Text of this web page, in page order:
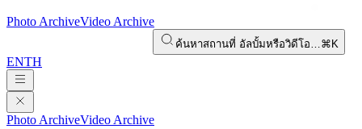
Photo ArchiveVideo Archive
ค้นหาสถานที่ อัลบั้มหรือวิดีโอ…⌘K
ENTH
Photo ArchiveVideo Archive